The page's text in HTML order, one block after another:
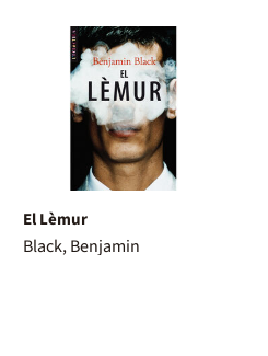
El Lèmur
Black, Benjamin